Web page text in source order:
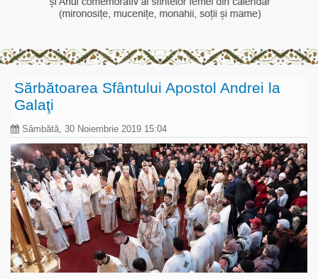
Sărbătoarea Sfântului Apostol Andrei la
Galaţi
Sâmbătă, 30 Noiembrie 2019 15:04